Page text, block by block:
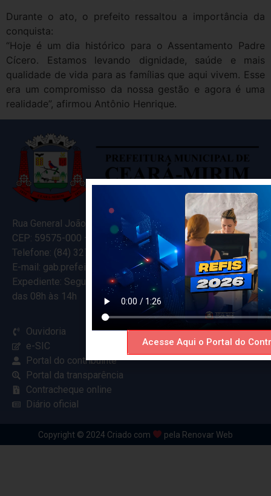
Durante o ato, o prefeito ressaltou a importância da
conquista:
“Hoje é um dia histórico para o Assentamento Padre
Cícero. Estamos levando dignidade, saúde e mais
qualidade de vida para as famílias que aqui vivem. Esse
era um compromisso da nossa gestão e agora é uma
realidade”, afirmou Antônio Henrique.
Rua General João Varela, 635
CEP: 59575-000 – Ceará-Mirim – RN
Telefone: (84) 3274-5916
E-mail: gab.prefeitocearamirim@gmail.com
Expediente: Segunda à Sexta
das 08h às 14h
Ouvidoria
e-SIC
Portal do contribuinte
Portal da transparência
Contracheque online
Diário oficial
Copyright © 2024 Criado com pela Renovar Web
Acesse Aqui o Portal do